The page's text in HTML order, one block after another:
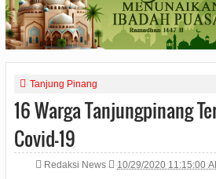
Tanjung Pinang
16 Warga Tanjungpinang
Covid-19
Redaksi News 10/29/2020 11:15:00